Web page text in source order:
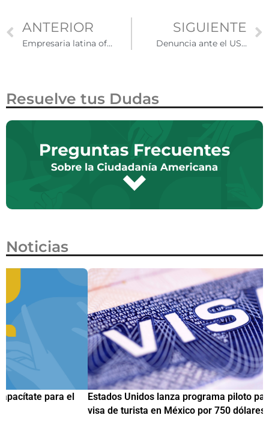
ANTERIOR
Empresaria latina ofrecerá sus productos en la fiesta del Super Bowl LVI
SIGUIENTE
Denuncia ante el USCIS cualquier sospecha de fraude en trámites migratorios
Resuelve tus Dudas
Noticias
Estados Unidos lanza programa piloto para agilizar citas de
visa de turista en México por 750 dólares